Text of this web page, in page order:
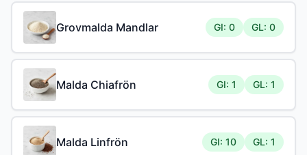
Grovmalda Mandlar GI: 0 GL: 0
Malda Chiafrön GI: 1 GL: 1
Malda Linfrön GI: 10 GL: 1